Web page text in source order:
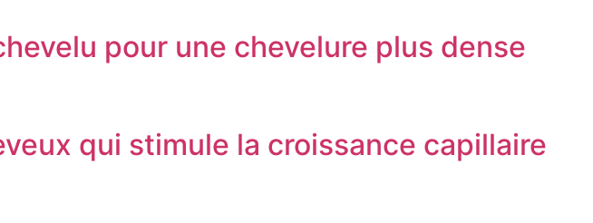
pour une chevelure plus dense
qui stimule la croissance capillaire